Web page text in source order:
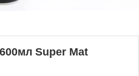
Super Mat